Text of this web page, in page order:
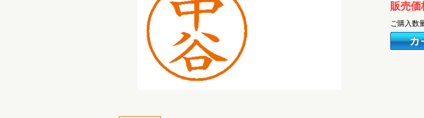
販売価
ご購入数